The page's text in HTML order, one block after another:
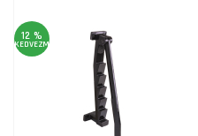
12 %
KEDVEZMÉNY